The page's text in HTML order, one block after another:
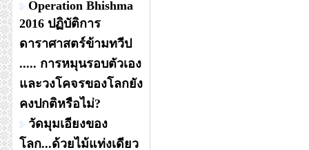
Operation Bhishma
2016 ปฏิบัติการ
ดาราศาสตร์ข้ามทวีป
..... การหมุนรอบตัวเอง
และวงโคจรของโลกยัง
คงปกติหรือไม่?
วัดมุมเอียงของ
โลก...ด้วยไม้แท่งเดียว